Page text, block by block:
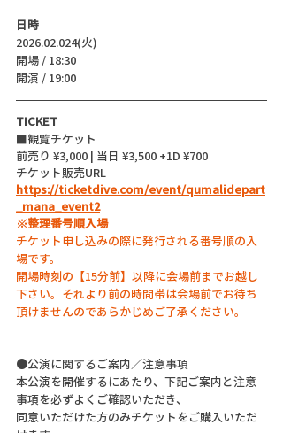
日時
2026.02.024(火)
開場 / 18:30
開演 / 19:00
TICKET
■観覧チケット
前売り ¥3,000 | 当日 ¥3,500 +1D ¥700
チケット販売URL
https://ticketdive.com/event/qumalidepart
_mana_event2
※整理番号順入場
チケット申し込みの際に発行される番号順の入
場です。
開場時刻の【15分前】以降に会場前までお越し
下さい。それより前の時間帯は会場前でお待ち
頂けませんのであらかじめご了承ください。
●公演に関するご案内／注意事項
本公演を開催するにあたり、下記ご案内と注意
事項を必ずよくご確認いただき、
同意いただけた方のみチケットをご購入いただ